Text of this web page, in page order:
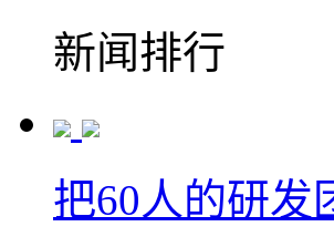
新闻排行
把60人的研发